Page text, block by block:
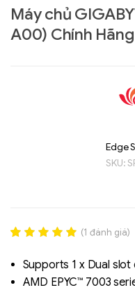
Máy chủ
A00) Chính Hãng
Edge
SKU:
out of 5
based on
đánh giá
(1 đánh giá)
Supports 1 x Dual slot
AMD EPYC™ 7003